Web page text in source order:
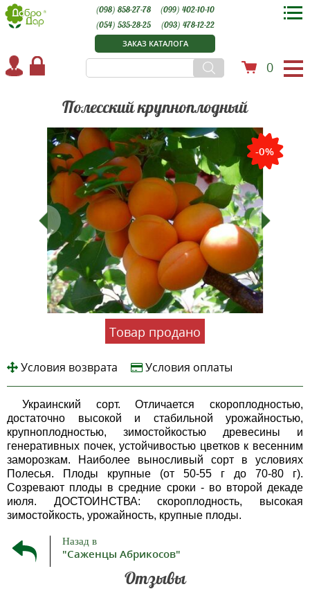
ЗАКАЗ КАТАЛОГА
0
(098) 858-27-78
(099) 402-10-10
(054) 535-28-25
(093) 478-12-22
Полесский крупноплодный
-0%
Товар продано
Условия возврата Условия оплаты
Украинский сорт. Отличается скороплодностью,
достаточно высокой и стабильной урожайностью,
крупноплодностью, зимостойкостью древесины и
генеративных почек, устойчивостью цветков к весенним
заморозкам. Наиболее выносливый сорт в условиях
Полесья. Плоды крупные (от 50-55 г до 70-80 г).
Созревают плоды в средние сроки - во второй декаде
июля. ДОСТОИНСТВА: скороплодность, высокая
зимостойкость, урожайность, крупные плоды.
Назад в
"Саженцы Абрикосов"
Отзывы